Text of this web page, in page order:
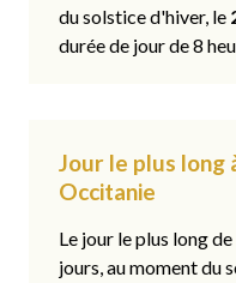
du solstice d'hiver, le
durée de jour de 8
Jour le plus long
Occitanie
Le jour le plus long
jours, au moment du